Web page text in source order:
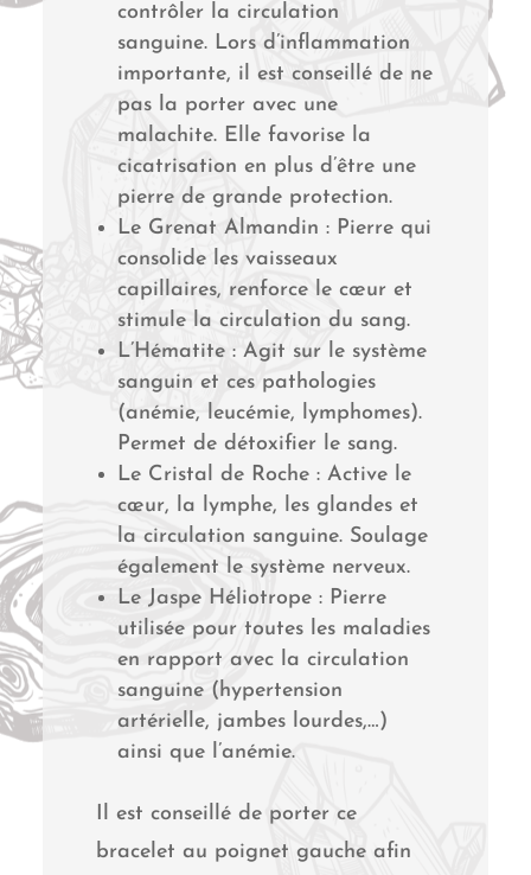
contrôler la circulation
sanguine. Lors d’inflammation
importante, il est conseillé de ne
pas la porter avec une
malachite. Elle favorise la
cicatrisation en plus d’être une
pierre de grande protection.
Le Grenat Almandin : Pierre qui
consolide les vaisseaux
capillaires, renforce le cœur et
stimule la circulation du sang.
L’Hématite : Agit sur le système
sanguin et ces pathologies
(anémie, leucémie, lymphomes).
Permet de détoxifier le sang.
Le Cristal de Roche : Active le
cœur, la lymphe, les glandes et
la circulation sanguine. Soulage
également le système nerveux.
Le Jaspe Héliotrope : Pierre
utilisée pour toutes les maladies
en rapport avec la circulation
sanguine (hypertension
artérielle, jambes lourdes,…)
ainsi que l’anémie.
Il est conseillé de porter ce
bracelet au poignet gauche afin